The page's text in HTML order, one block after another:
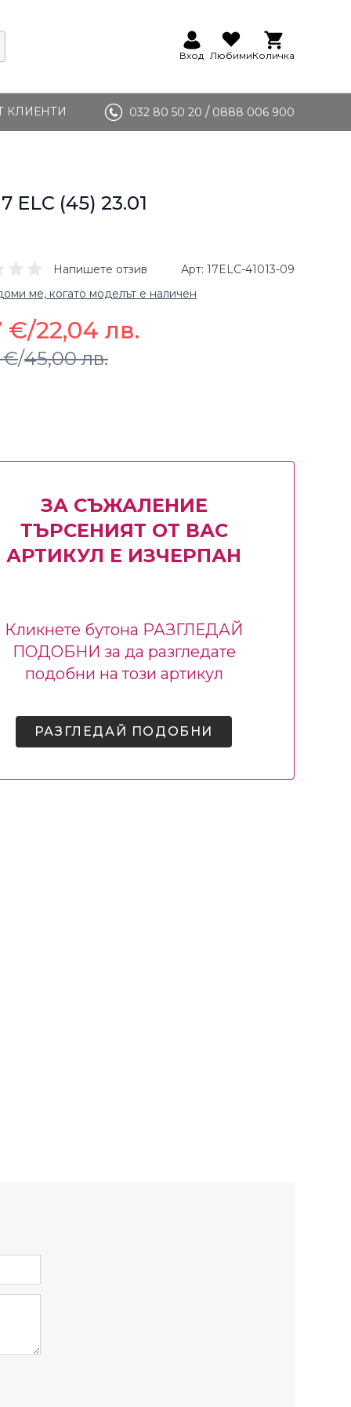
Вход ЛюбимиКоличка
КЛИЕНТИ 032 80 50 20 / 0888 006 900
ELC (45) 23.01
Напишете отзив Арт 17ELC-41013-09
ме, когато моделът е наличен
€/45,00 лв.
€/22,04 лв.
ЗА СЪЖАЛЕНИЕ
ТЪРСЕНИЯТ ОТ ВАС
АРТИКУЛ Е ИЗЧЕРПАН
Кликнете бутона РАЗГЛЕДАЙ
ПОДОБНИ за да разгледате
подобни на този артикул
РАЗГЛЕДАЙ ПОДОБНИ